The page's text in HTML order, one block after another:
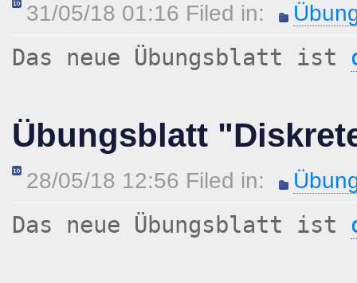
31/05/18 01:16 Filed in:
Das neue Übungsblatt ist
Übungsblatt
28/05/18 12:56 Filed in:
Das neue Übungsblatt ist